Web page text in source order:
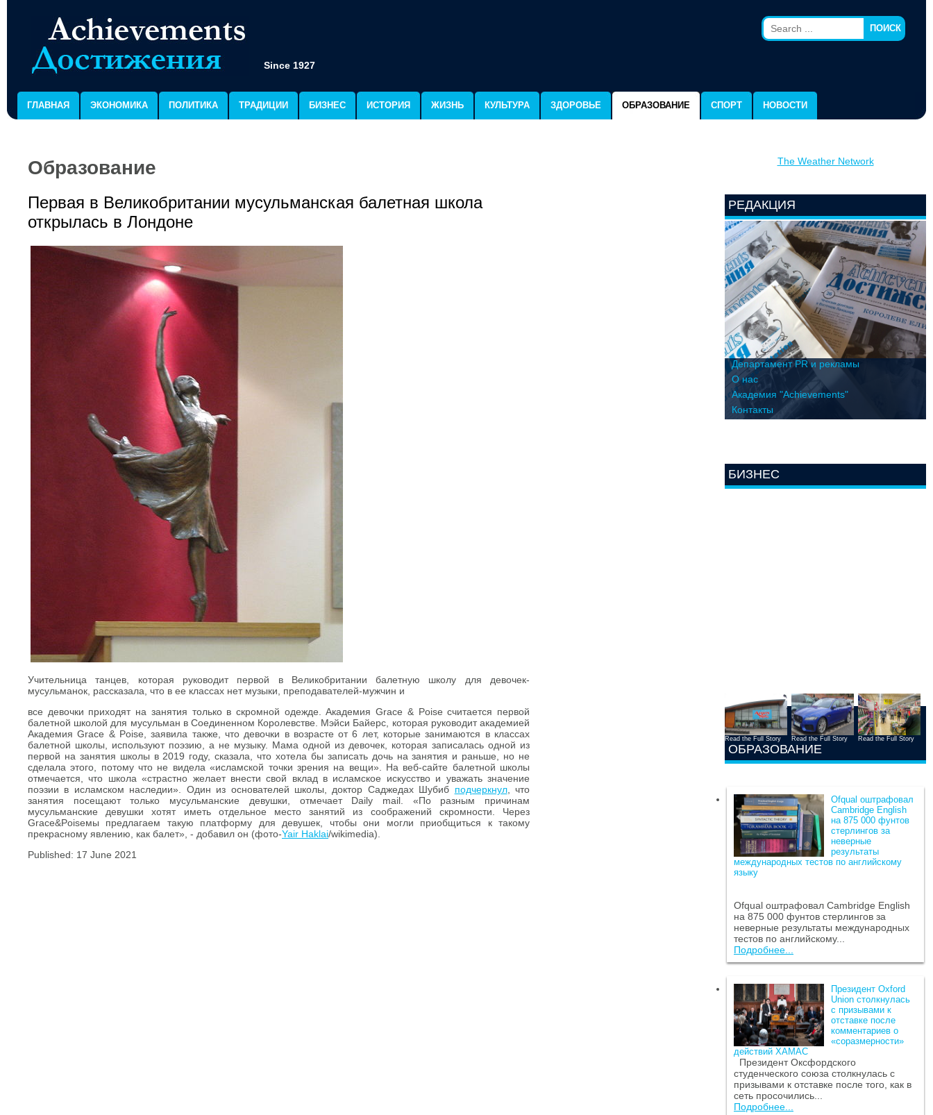
Since 1927
ПОИСК
ГЛАВНАЯ ЭКОНОМИКА ПОЛИТИКА ТРАДИЦИИ БИЗНЕС ИСТОРИЯ ЖИЗНЬ КУЛЬТУРА ЗДОРОВЬЕ ОБРАЗОВАНИЕ СПОРТ НОВОСТИ
Образование
Первая в Великобритании мусульманская балетная школа
открылась в Лондоне
Учительница танцев, которая руководит первой в Великобритании балетную школу для девочек-
мусульманок, рассказала, что в ее классах нет музыки, преподавателей-мужчин и
все девочки приходят на занятия только в скромной одежде. Академия Grace & Poise считается первой
балетной школой для мусульман в Соединенном Королевстве. Мэйси Байерс, которая руководит академией
Академия Grace & Poise, заявила также, что девочки в возрасте от 6 лет, которые занимаются в классах
балетной школы, используют поэзию, а не музыку. Мама одной из девочек, которая записалась одной из
первой на занятия школы в 2019 году, сказала, что хотела бы записать дочь на занятия и раньше, но не
сделала этого, потому что не видела «исламской точки зрения на вещи». На веб-сайте балетной школы
отмечается, что школа «страстно желает внести свой вклад в исламское искусство и уважать значение
поэзии в исламском наследии». Один из основателей школы, доктор Саджедах Шубиб подчеркнул, что
занятия посещают только мусульманские девушки, отмечает Daily mail. «По разным причинам
мусульманские девушки хотят иметь отдельное место занятий из соображений скромности. Через
Grace&Poiseмы предлагаем такую платформу для девушек, чтобы они могли приобщиться к такому
прекрасному явлению, как балет», - добавил он (фото-Yair Haklai/wikimedia).
Published: 17 June 2021
The Weather Network
РЕДАКЦИЯ
Департамент PR и рекламы
О нас
Академия "Achievements"
Контакты
БИЗНЕС
Read the Full Story Read the Full Story Read the Full Story
ОБРАЗОВАНИЕ
Ofqual оштрафовал
Cambridge English
на 875 000 фунтов
стерлингов за
неверные
результаты
международных тестов по английскому
языку
Ofqual оштрафовал Cambridge English
на 875 000 фунтов стерлингов за
неверные результаты международных
тестов по английскому...
Подробнее...
Президент Oxford
Union столкнулась
с призывами к
отставке после
комментариев о
«соразмерности»
действий ХАМАС
Президент Оксфордского
студенческого союза столкнулась с
призывами к отставке после того, как в
сеть просочились...
Подробнее...